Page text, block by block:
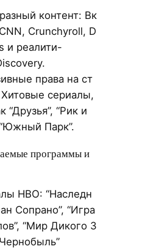
контент: Вк
Crunchyroll, D
и реалити-
права на ст
сериалы,
“Друзья”, “Рик и
Парк”.
программы и
HBO: “Наследн
Сопрано”, “Игра
“Мир Дикого З